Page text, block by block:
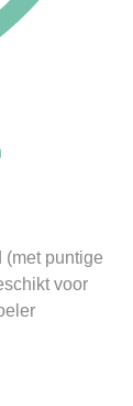
(met puntige
voor